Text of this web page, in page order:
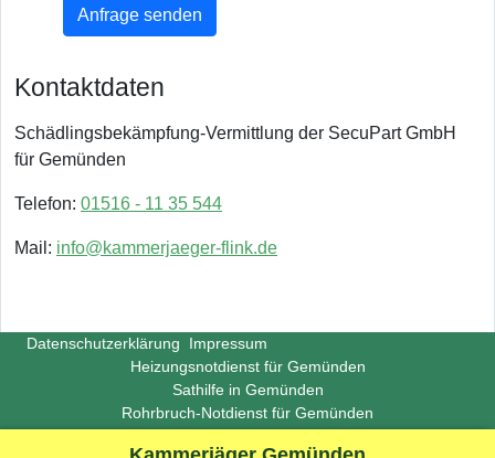
Anfrage senden
Kontaktdaten
Schädlingsbekämpfung-Vermittlung der SecuPart GmbH
für Gemünden
Telefon: 01516 - 11 35 544
Mail: info@kammerjaeger-flink.de
Datenschutzerklärung
Impressum
Heizungsnotdienst für Gemünden
Sathilfe in Gemünden
Rohrbruch-Notdienst für Gemünden